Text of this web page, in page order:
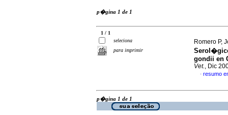
p�gina 1 de 1
1 / 1
seleciona
para imprimir
Romero P,
gondii en
Vet., Dic
· resumo
p�gina 1 de 1